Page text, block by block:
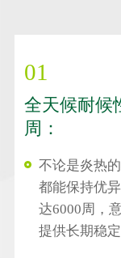
01
全天候耐候
周：
不论是炎热
都能保持优
达6000周，
提供长期稳